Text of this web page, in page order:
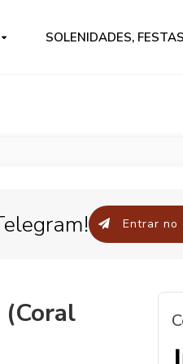
SOLENIDADES,
Entrar no
(Coral